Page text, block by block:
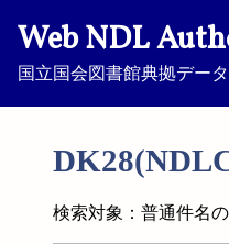
Web NDL
国立国会図書館典拠デー
検索対象：普通件名